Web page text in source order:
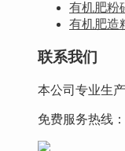
有机肥粉
有机肥造
联系我们
本公司专业生
免费服务热线